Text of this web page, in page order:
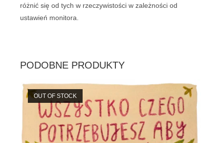
różnić się od tych w rzeczywistości w zależności od
ustawień monitora.
PODOBNE PRODUKTY
OUT OF STOCK